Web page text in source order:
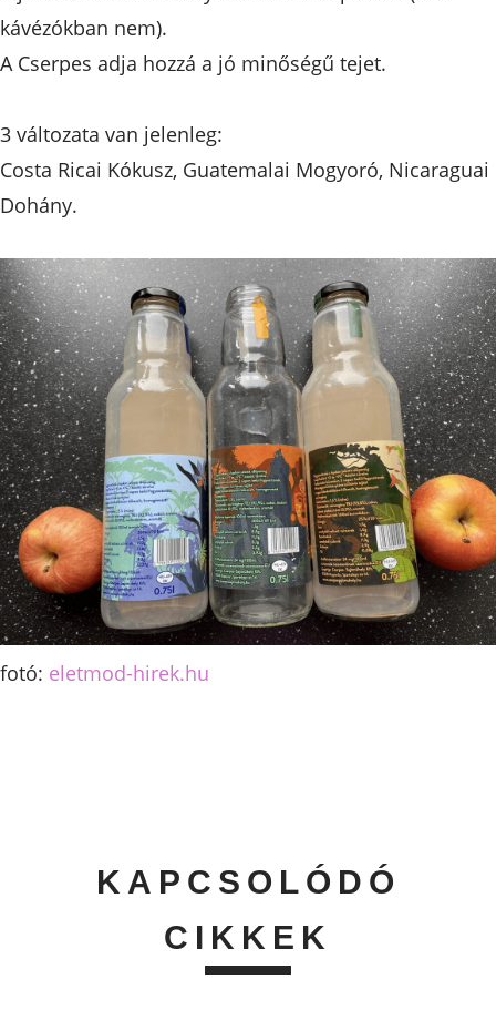
kávézókban nem).
A Cserpes adja hozzá a jó minőségű tejet.
3 változata van jelenleg:
Costa Ricai Kókusz, Guatemalai Mogyoró, Nicaraguai
Dohány.
fotó: eletmod-hirek.hu
KAPCSOLÓDÓ
CIKKEK